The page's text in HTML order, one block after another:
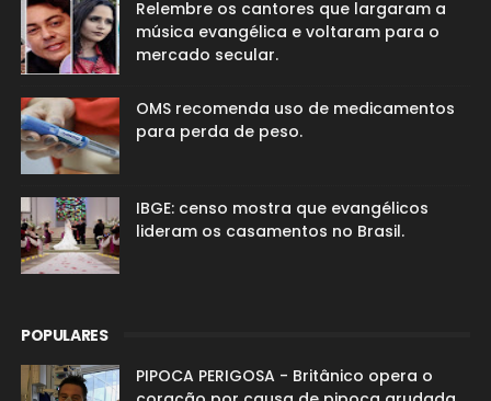
Relembre os cantores que largaram a
música evangélica e voltaram para o
mercado secular.
OMS recomenda uso de medicamentos
para perda de peso.
IBGE: censo mostra que evangélicos
lideram os casamentos no Brasil.
POPULARES
PIPOCA PERIGOSA - Britânico opera o